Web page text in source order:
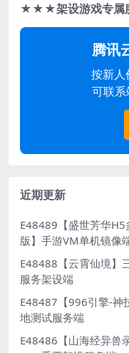
★★★架设游戏专
腾讯
按新人
可联
近期更新
E48489【盛世芳华
版】手游VM单机镜像
E48488【云霄仙境】
服务架设端
E48487【996引擎-神
地测试服务端
E48486【山海经异兽